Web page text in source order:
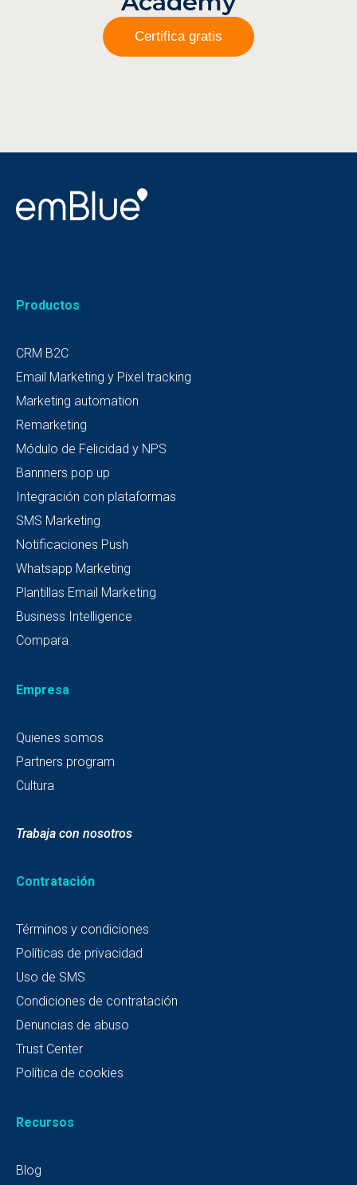
Certifica gratis
Productos
CRM B2C
Email Marketing y Pixel tracking
Marketing automation
Remarketing
Módulo de Felicidad y NPS
Bannners pop up
Integración con plataformas
SMS Marketing
Notificaciones Push
Whatsapp Marketing
Plantillas Email Marketing
Business Intelligence
Compara
Empresa
Quienes somos
Partners program
Cultura
Trabaja con nosotros
Contratación
Términos y condiciones
Políticas de privacidad
Uso de SMS
Condiciones de contratación
Denuncias de abuso
Trust Center
Política de cookies
Recursos
Blog